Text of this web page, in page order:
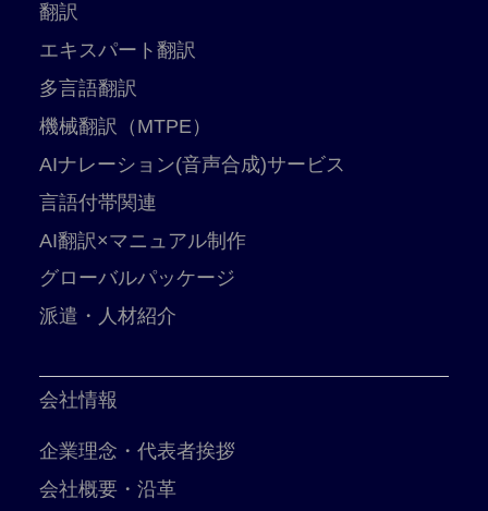
翻訳
エキスパート翻訳
多言語翻訳
機械翻訳（MTPE）
AIナレーション(音声合成)サービス
言語付帯関連
AI翻訳×マニュアル制作
グローバルパッケージ
派遣・人材紹介
会社情報
企業理念・代表者挨拶
会社概要・沿革